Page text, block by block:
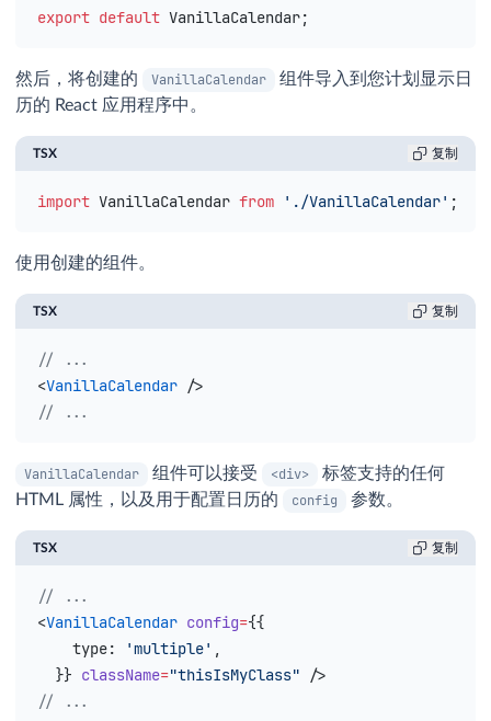
export default VanillaCalendar;
然后，将创建的 VanillaCalendar
组件导入到您计划显示日
历的 React 应用程序中。
TSX 复制
import VanillaCalendar from './VanillaCalendar' ;
使用创建的组件。
TSX 复制
// ...
<VanillaCalendar />
// ...
VanillaCalendar 组件可以接受 <div>
标签支持的任何
HTML 属性，以及用于配置日历的
config 参数。
TSX 复制
// ...
<VanillaCalendar config={{
    type
: 'multiple' ,
  }
} className="thisIsMyClass" />
// ...